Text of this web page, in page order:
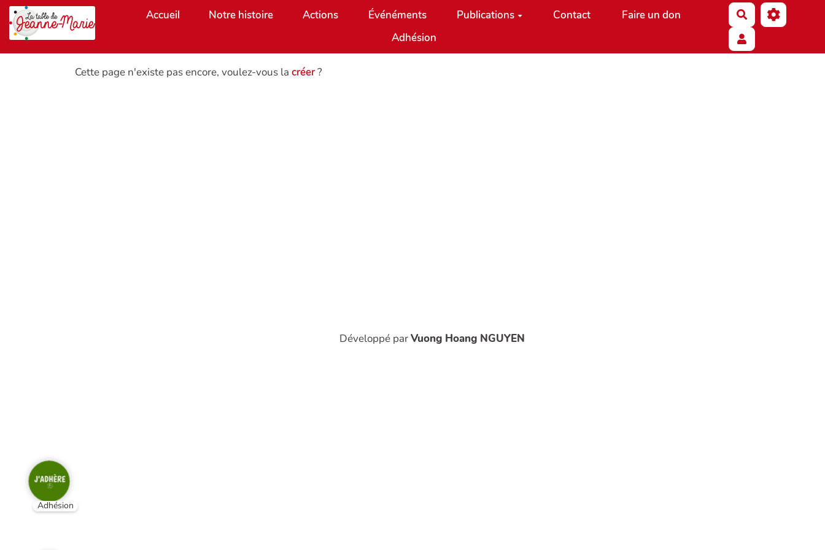
Aller au contenu principal Accueil Notre histoire Actions Événéments Publications Contact
Faire un don
Adhésion
Rechercher
Cette page n'existe pas encore, voulez-vous la créer?
Développé parVuong Hoang NGUYEN
Adhésion